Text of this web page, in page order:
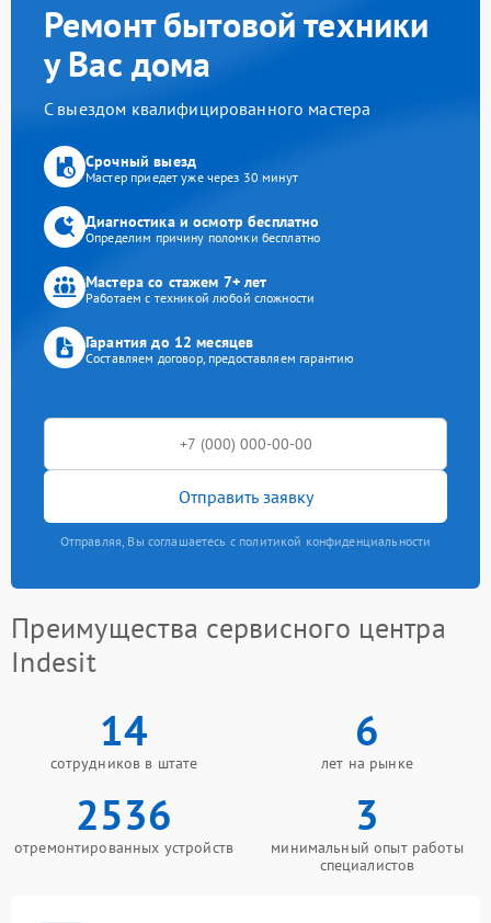
Ремонт бытовой техники
у Вас дома
С выездом квалифицированного мастера
Срочный выезд
Мастер приедет уже через 30 минут
Диагностика и осмотр бесплатно
Определим причину поломки бесплатно
Мастера со стажем 7+ лет
Работаем с техникой любой сложности
Гарантия до 12 месяцев
Составляем договор, предоставляем гарантию
Отправить заявку
Отправляя, Вы соглашаетесь с политикой конфиденциальности
Преимущества сервисного центра
Indesit
14
сотрудников в штате
6
лет на рынке
2536
отремонтированных устройств
3
минимальный опыт работы
специалистов